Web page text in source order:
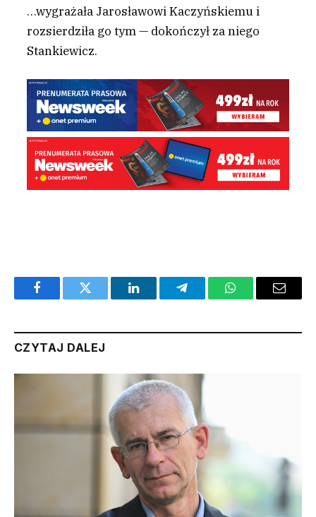
…wygrażała Jarosławowi Kaczyńskiemu i
rozsierdziła go tym — dokończył za niego
Stankiewicz.
FacebookTwitter LinkedInTelegramWhatsAppEmail
CZYTAJ DALEJ